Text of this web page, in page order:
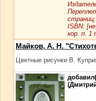
страниц;
ISBN:
кор. п. 1
Майков, А. Н.
Цветные рисунки В.